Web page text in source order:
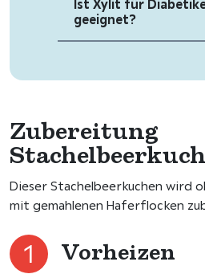
Ist Xylit für
geeignet?
Zubereitung
Dieser Stachelbeerkuchen wird
mit gemahlenen Haferflocken
Vorheizen